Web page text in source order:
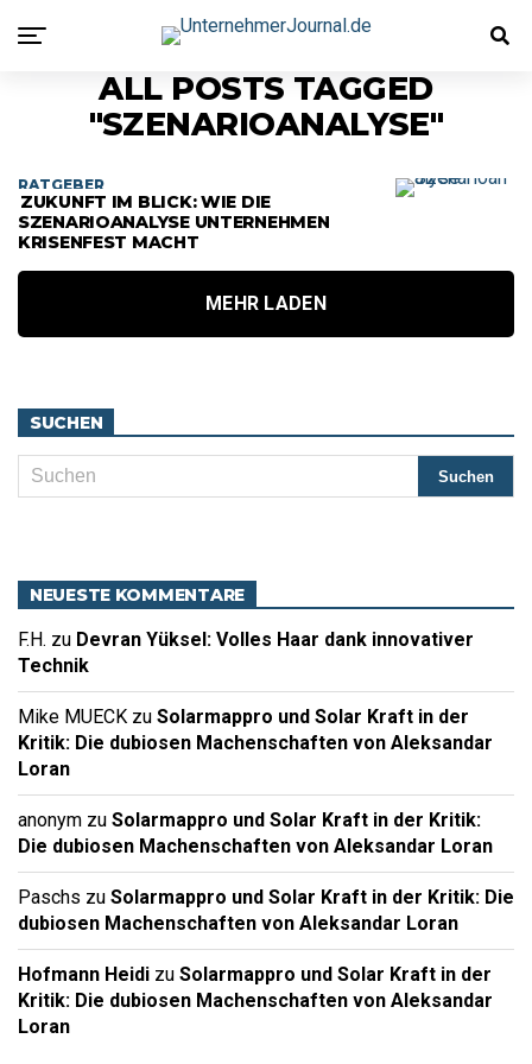
ALL POSTS TAGGED
"SZENARIOANALYSE"
RATGEBER
ZUKUNFT IM BLICK: WIE DIE
SZENARIOANALYSE UNTERNEHMEN
KRISENFEST MACHT
MEHR LADEN
SUCHEN
NEUESTE KOMMENTARE
F.H. zu Devran Yüksel: Volles Haar dank innovativer
Technik
Mike MUECK zu Solarmappro und Solar Kraft in der
Kritik: Die dubiosen Machenschaften von Aleksandar
Loran
anonym zu Solarmappro und Solar Kraft in der Kritik:
Die dubiosen Machenschaften von Aleksandar Loran
Paschs zu Solarmappro und Solar Kraft in der Kritik: Die
dubiosen Machenschaften von Aleksandar Loran
Hofmann Heidi zu Solarmappro und Solar Kraft in der
Kritik: Die dubiosen Machenschaften von Aleksandar
Loran